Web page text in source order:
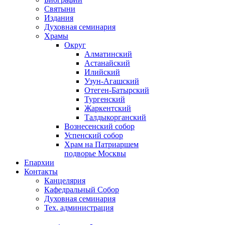
Святыни
Издания
Духовная семинария
Храмы
Округ
Алматинский
Астанайский
Илийский
Узун-Агашский
Отеген-Батырский
Тургенский
Жаркентский
Талдыкорганский
Вознесенский собор
Успенский собор
Храм на Патриаршем
подворье Москвы
Епархии
Контакты
Канцелярия
Кафедральный Собор
Духовная семинария
Тех. администрация